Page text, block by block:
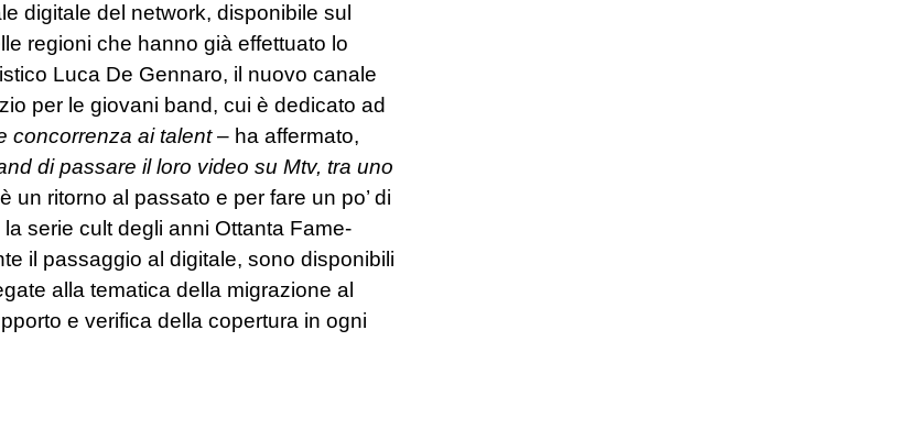
digitale del network, disponibile sul
regioni che hanno già effettuato lo
Luca De Gennaro, il nuovo canale
per le giovani band, cui è dedicato ad
concorrenza ai talent– ha affermato,
di passare il loro video su Mtv, tra uno
un ritorno al passato e per fare un po’ di
serie cult degli anni Ottanta Fame-
il passaggio al digitale, sono disponibili
alla tematica della migrazione al
e verifica della copertura in ogni